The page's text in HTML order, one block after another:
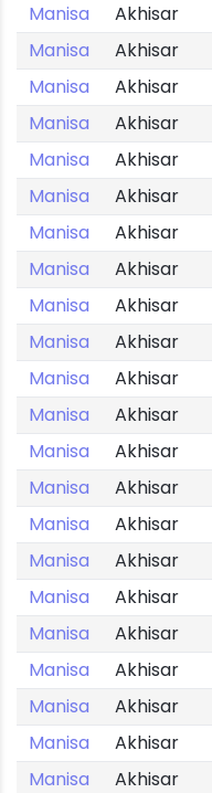
Manisa
Akhisar
Manisa
Akhisar
Manisa
Akhisar
Manisa
Akhisar
Manisa
Akhisar
Manisa
Akhisar
Manisa
Akhisar
Manisa
Akhisar
Manisa
Akhisar
Manisa
Akhisar
Manisa
Akhisar
Manisa
Akhisar
Manisa
Akhisar
Manisa
Akhisar
Manisa
Akhisar
Manisa
Akhisar
Manisa
Akhisar
Manisa
Akhisar
Manisa
Akhisar
Manisa
Akhisar
Manisa
Akhisar
Manisa
Akhisar